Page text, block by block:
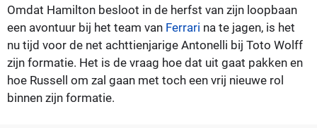
Omdat Hamilton besloot in de herfst van zijn loopbaan
een avontuur bij het team van Ferrari na te jagen, is het
nu tijd voor de net achttienjarige Antonelli bij Toto Wolff
zijn formatie. Het is de vraag hoe dat uit gaat pakken en
hoe Russell om zal gaan met toch een vrij nieuwe rol
binnen zijn formatie.